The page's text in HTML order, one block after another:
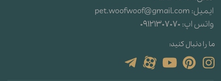
ایمیل: pet.woofwoof@gmail.com
واتس اپ: 09121307070
ما را دنبال کنید: